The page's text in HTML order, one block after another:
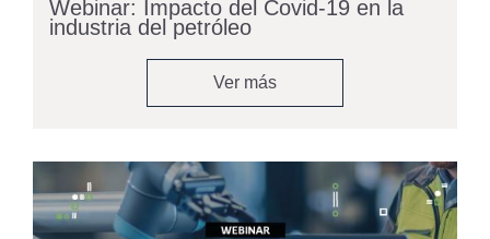
Webinar: Impacto del Covid-19 en la
industria del petróleo
Ver más